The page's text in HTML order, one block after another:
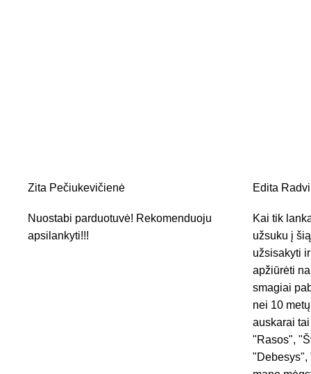
Zita Pečiukevičienė
Nuostabi parduotuvė! Rekomenduoju
apsilankyti!!!
Edita
Kai tik
užsuku į
užsisakyti
apžiūrėti
smagiai
nei 10
auskarai
"Rasos",
"Debesys",